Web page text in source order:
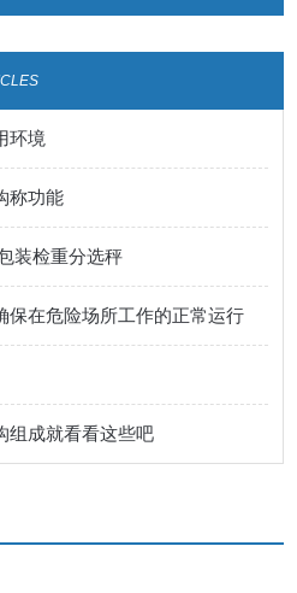
环境
称功能
装检重分选秤
保在危险场所工作的正常运行
组成就看看这些吧